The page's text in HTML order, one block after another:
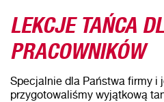
LEKCJE TAŃCA
PRACOWNIKÓW
Specjalnie dla Państwa firmy i
przygotowaliśmy wyjątkową